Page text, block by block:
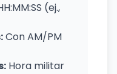
(ej.,
Con AM/PM
Hora militar